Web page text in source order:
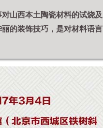
山西本土陶瓷材料的试烧及
的装饰技巧，是对材料语言